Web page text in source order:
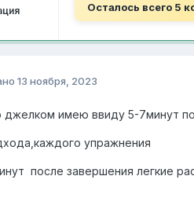
Осталось всего 5
13 ноября, 2023
имею ввиду 5-7минут
упражнения
после завершения легкие